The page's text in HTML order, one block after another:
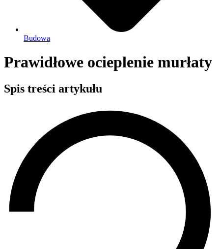
Budowa
Prawidłowe ocieplenie murłaty
Spis treści artykułu